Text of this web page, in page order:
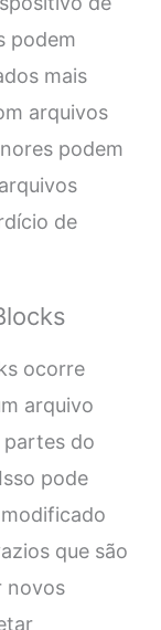
podem
mais
arquivos
podem
de
ocorre
arquivo
partes do
pode
que são
novos